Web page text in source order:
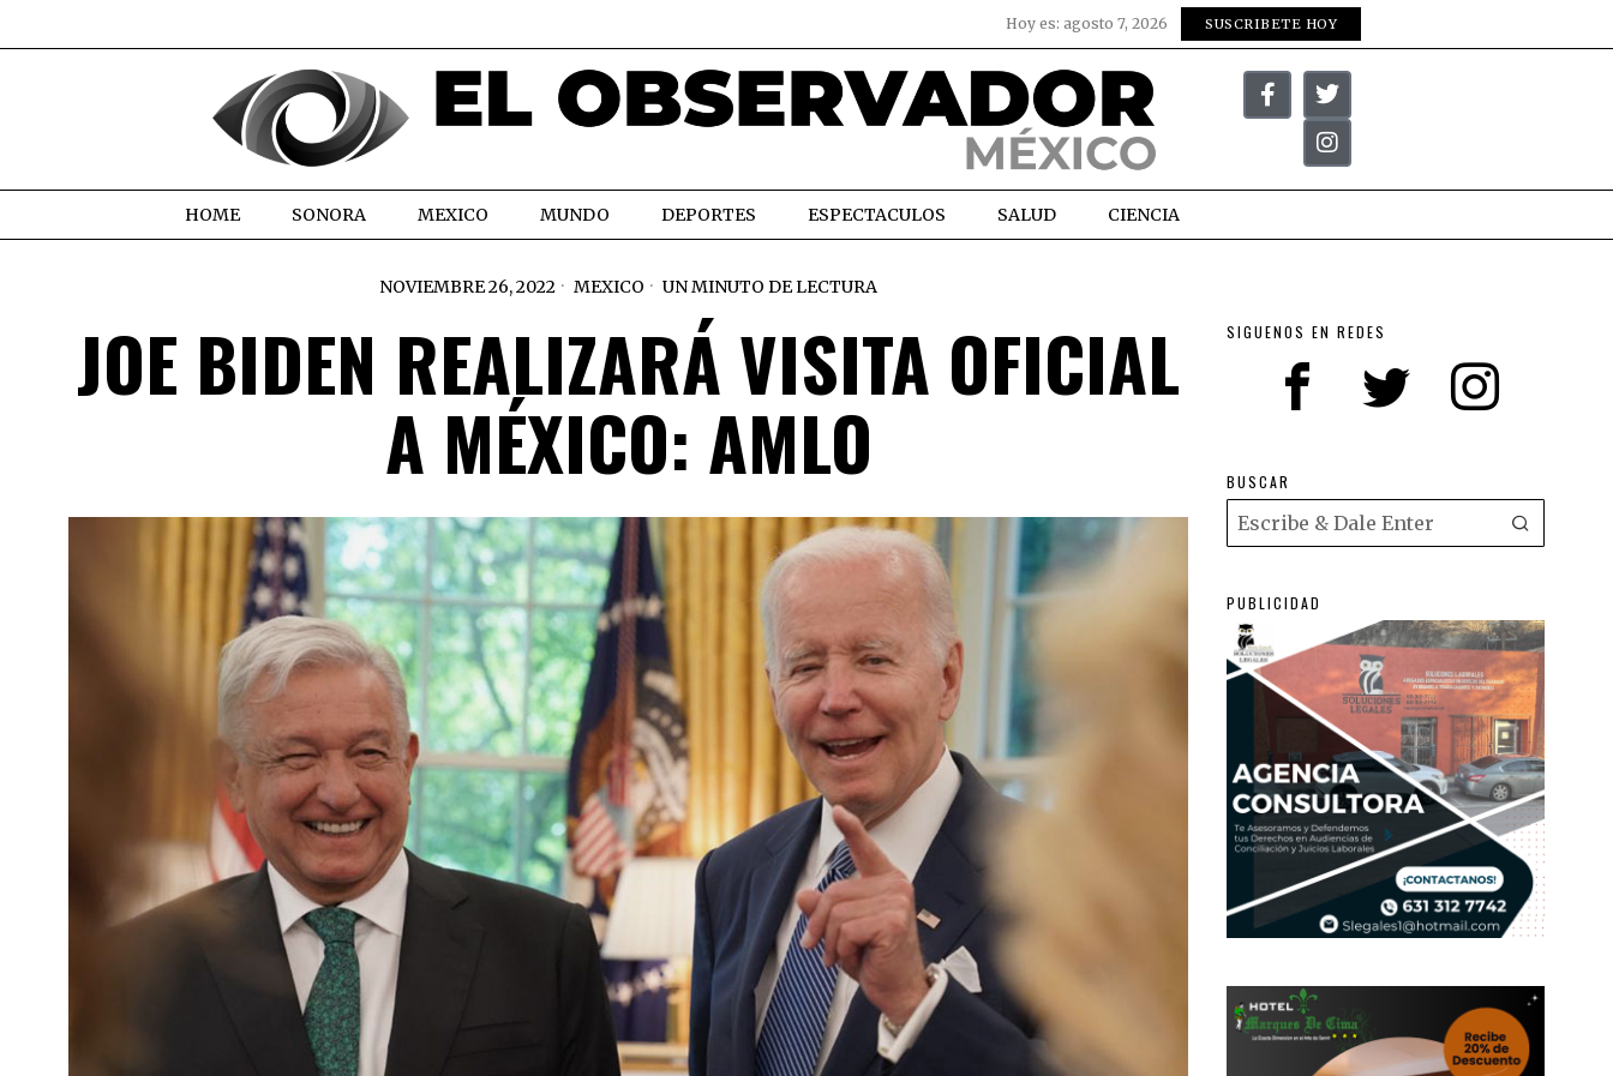
Hoy es: agosto 7, 2026 SUSCRIBETE HOY
HOME SONORA MEXICO MUNDO DEPORTES ESPECTACULOS SALUD CIENCIA
NOVIEMBRE 26, 2022 MEXICO UN MINUTO DE LECTURA
JOE BIDEN REALIZARÁ VISITA OFICIAL
A MÉXICO: AMLO
SIGUENOS EN REDES
BUSCAR
PUBLICIDAD